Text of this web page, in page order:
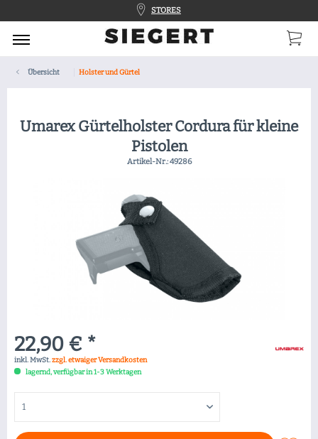
STORES
Übersicht Holster und Gürtel
Umarex Gürtelholster Cordura für kleine
Pistolen
Artikel-Nr.:49286
22,90 € *
inkl. MwSt.zzgl. etwaiger Versandkosten
lagernd, verfügbar in 1-3 Werktagen